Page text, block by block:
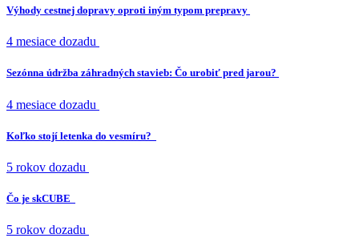
Výhody cestnej dopravy oproti iným typom prepravy
4 mesiace dozadu
Sezónna údržba záhradných stavieb: Čo urobiť pred jarou?
4 mesiace dozadu
Koľko stojí letenka do vesmíru?
5 rokov dozadu
Čo je skCUBE
5 rokov dozadu